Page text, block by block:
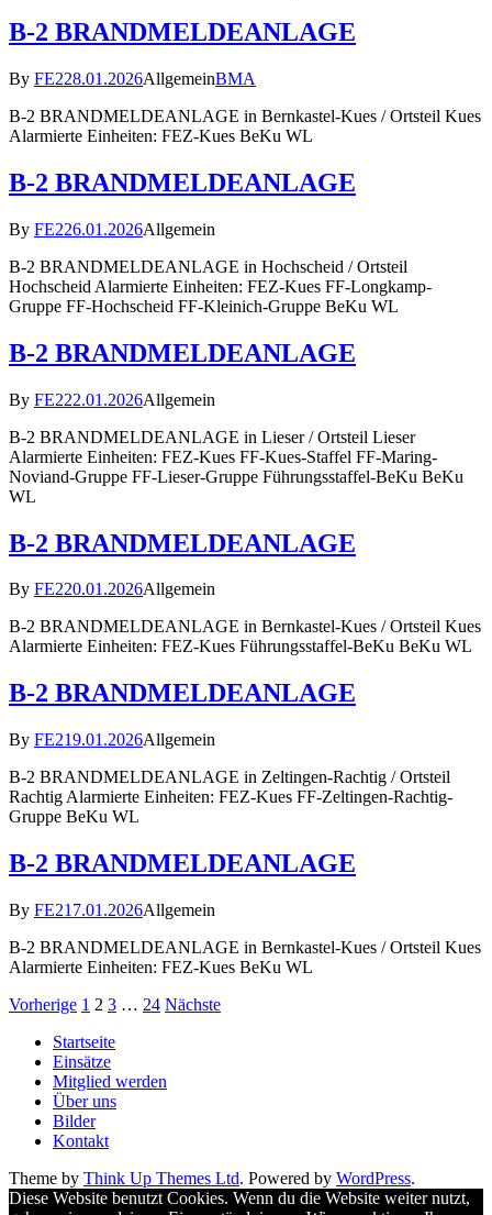
B-2 BRANDMELDEANLAGE
By FE228.01.2026AllgemeinBMA
B-2 BRANDMELDEANLAGE in Bernkastel-Kues / Ortsteil Kues
Alarmierte Einheiten: FEZ-Kues BeKu WL
B-2 BRANDMELDEANLAGE
By FE226.01.2026Allgemein
B-2 BRANDMELDEANLAGE in Hochscheid / Ortsteil
Hochscheid Alarmierte Einheiten: FEZ-Kues FF-Longkamp-
Gruppe FF-Hochscheid FF-Kleinich-Gruppe BeKu WL
B-2 BRANDMELDEANLAGE
By FE222.01.2026Allgemein
B-2 BRANDMELDEANLAGE in Lieser / Ortsteil Lieser
Alarmierte Einheiten: FEZ-Kues FF-Kues-Staffel FF-Maring-
Noviand-Gruppe FF-Lieser-Gruppe Führungsstaffel-BeKu BeKu
WL
B-2 BRANDMELDEANLAGE
By FE220.01.2026Allgemein
B-2 BRANDMELDEANLAGE in Bernkastel-Kues / Ortsteil Kues
Alarmierte Einheiten: FEZ-Kues Führungsstaffel-BeKu BeKu WL
B-2 BRANDMELDEANLAGE
By FE219.01.2026Allgemein
B-2 BRANDMELDEANLAGE in Zeltingen-Rachtig / Ortsteil
Rachtig Alarmierte Einheiten: FEZ-Kues FF-Zeltingen-Rachtig-
Gruppe BeKu WL
B-2 BRANDMELDEANLAGE
By FE217.01.2026Allgemein
B-2 BRANDMELDEANLAGE in Bernkastel-Kues / Ortsteil Kues
Alarmierte Einheiten: FEZ-Kues BeKu WL
Seitennummerierung
der
Beiträge
Vorherige 1 2 3 … 24 Nächste
Startseite
Einsätze
Mitglied werden
Über uns
Bilder
Kontakt
Theme by Think Up Themes Ltd. Powered by WordPress.
Diese Website benutzt Cookies. Wenn du die Website weiter nutzt,